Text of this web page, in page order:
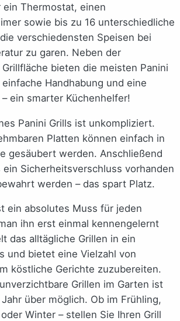
ein Thermostat, einen
sowie bis zu 16 unterschiedliche
verschiedensten Speisen bei
zu garen. Neben der
bieten die meisten Panini
Handhabung und eine
ein smarter Küchenhelfer!
Panini Grills ist unkompliziert.
Platten können einfach in
gesäubert werden. Anschließend
ein Sicherheitsverschluss vorhanden
werden – das spart Platz.
ein absolutes Muss für jeden
ihn erst einmal kennengelernt
das alltägliche Grillen in ein
und bietet eine Vielzahl von
köstliche Gerichte zuzubereiten.
Grillen im Garten ist
über möglich. Ob im Frühling,
Winter – stellen Sie Ihren Grill